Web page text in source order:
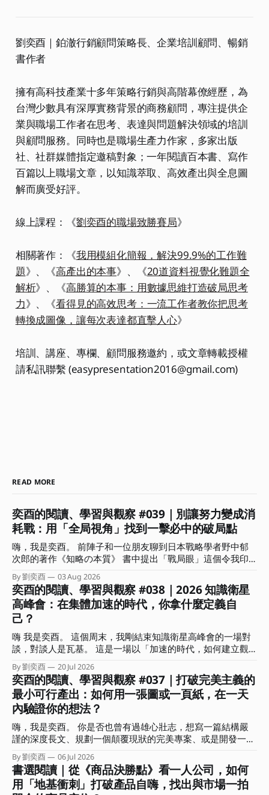
劉奕酉｜鉑澈行銷顧問策略長、企業培訓顧問、暢銷
書作者
擁有高科技產業十多年策略行銷與高階幕僚經歷，為
台灣少數具有深厚實務背景的商務顧問，專注提供企
業與職場工作者在思考、表達與問題解決領域的培訓
與顧問服務。同時也是職場生產力作家，多家出版
社、社群媒體指定邀稿對象；一年閱讀百本書、寫作
百篇以上職場文章，以知識萃取、高效產出與全息圖
解而廣受好評。
線上課程：《劉奕酉的職場致勝賽局》
相關著作：《我用模組化簡報，解決99.9%的工作難
題》、《高產出的本事》、《20道資料視覺化難題全
解析》、《高勝算的本事：用數據思維打造破局思考
力》、《看得見的高效思考：一流工作者教你把思考
轉換成圖像，讓每次表達都直擊人心》
培訓、講座、專欄、顧問服務邀約，或文章轉載授權
請私訊聯繫 (easypresentation2016@gmail.com)
READ MORE
奕酉的閱讀、學習與觀察 #039｜別讓努力變成消
耗戰：用「全局視角」找到一擊必中的破局點
嗨，我是奕酉。 前陣子和一位朋友聊到日本戰略學者野中郁
次郎的著作《知略の本質》 書中提出「戰局眼」這個令我印
象深刻的概念。作者分析歷史上許多以弱勝強的逆轉戰事，發
現頂尖指揮官能擺脫消耗戰，關鍵不在於盲目的執行力，而是
在混沌中能瞬間看穿局勢、找到破局點的洞察力。 書中也指
出，真正具備戰局眼的指揮官在關鍵時刻的決策有兩個關鍵：
一｜懂得捨棄。明白哪些局部利益能放棄，以換取整體戰局的
空間與時間。 二｜精準的時機感。知道何時該蓄力、何時該
果斷傾全力下注。 這讓我聯想到，這不正是多數人在面對競
爭時最欠缺的「全局視角」嗎？ 常有人問我：奕酉，為什麼
我每天拼命生內容、趕專案，產出卻總是像消耗品一樣，價格
總是拉不起來，甚至愈做愈累？ 答案其實很簡單：你是在用
微觀的戰術勤奮，掩蓋戰略上的懶惰。 這期電子報，我想和
你聊聊什麼是全局視角？能帶來哪些具體效益？又該如何在生
活與工作上培養這種全局視角？ ．．． 擺脫低價內耗，用全
局視角架設「迷宮無人機」 你是否也有過這樣的無力感？ 沒
日沒夜都在趕報告、生內容，還要處理客戶需求，忙得不可開
交，但產出卻總是被當成消耗品，難以產生更大價值？
By 劉奕酉 03 Aug 2026
奕酉的閱讀、學習與觀察 #038｜2026 知識衛星
高峰會：在集體加速的時代，你拿什麼定義自
己？
嗨 我是奕酉。 這個周末，我剛結束知識衛星高峰會的一場對
談，對談人是瓦基。 這是一場以「加速的時代，如何建立觀
點、用結構放大影響力」為主題的對談，在準備時我也在思
索：已經這麼多人在談 AI 的各種面向、各種應用技巧，我們
還能說些什麼？什麼又是前來參加的聽眾想要聽到的？ 「肯
定不是網路上查得到，也不會是你問 AI 會得到的內容。」 抱
持著這樣的心情，我和瓦基決定以各自扮演的角色說些自己的
深刻感受，包括創作者、學習者，還有自雇者、商業顧問的視
角來回答「加速的時代，如何建立觀點、用結構放大影響力」
這個問題。 不知道前來聆聽這場對談的你，最有印象的是哪
個部分？又有哪句話在你心中留下了一個位置？ 這期的電子
報，我想和你分享這場對談的重點摘要，還有沒說的部份。
我會聚焦在對談中我所分享的三個思考核心，希望能幫助你從
By 劉奕酉 20 Jul 2026
奕酉的閱讀、學習與觀察 #037｜打破完美主義的
最小可行產出：如何用一張圖或一頁紙，在一天
內驗證你的想法？
嗨，我是奕酉。 你是否也曾有過雄心壯志，想寫一篇結構嚴
謹的深度長文、規劃一個顛覆現狀的完美專案、或是開發一堂
系統化的線上課程？結果在行事曆上拖了三週，每次打開工作
視窗或 筆記軟體，看著空白的螢幕，最後又默默把它關掉。
我們常常誤以為，要等到「準備周全、想得完美」了才能開始
交付，卻不知在瘋狂快進的變動時代，思考是內顯的、只有行
By 劉奕酉 06 Jul 2026
書選閱讀｜從《商品決勝點》看一人公司，如何
用「地基衝刺」打破產品自嗨，找出與市場一拍